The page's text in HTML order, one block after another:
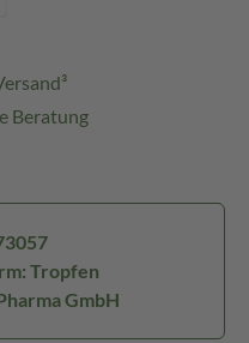
Beratung
Tropfen
GmbH